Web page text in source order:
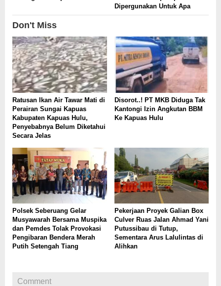
Dipergunakan Untuk Apa
Don't Miss
Ratusan Ikan Air Tawar Mati di
Perairan Sungai Kapuas
Kabupaten Kapuas Hulu,
Penyebabnya Belum Diketahui
Secara Jelas
Disorot..! PT MKB Diduga Tak
Kantongi Izin Angkutan BBM
Ke Kapuas Hulu
Polsek Seberuang Gelar
Musyawarah Bersama Muspika
dan Pemdes Tolak Provokasi
Pengibaran Bendera Merah
Putih Setengah Tiang
Pekerjaan Proyek Galian Box
Culver Ruas Jalan Ahmad Yani
Putussibau di Tutup,
Sementara Arus Lalulintas di
Alihkan
Comment